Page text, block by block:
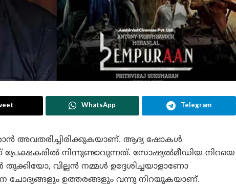
WhatsApp Telegram
അവതരിച്ചിരിക്കുകയാണ്. ആദ്യ ഷോകൾ
നിന്നുണ്ടാവുന്നത്. സോഷ്യൽമീഡിയ നിറയെ
വില്ലൻ നമ്മൾ ഉദ്ദേശിച്ചയാളാണോ
ഉത്തരങ്ങളും വന്നു നിറയുകയാണ്.